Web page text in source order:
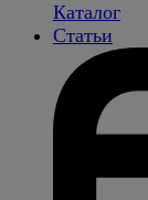
Каталог
Статьи